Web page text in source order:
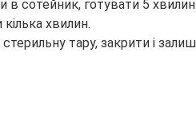
готувати 5
хвилин.
тару, закрити і